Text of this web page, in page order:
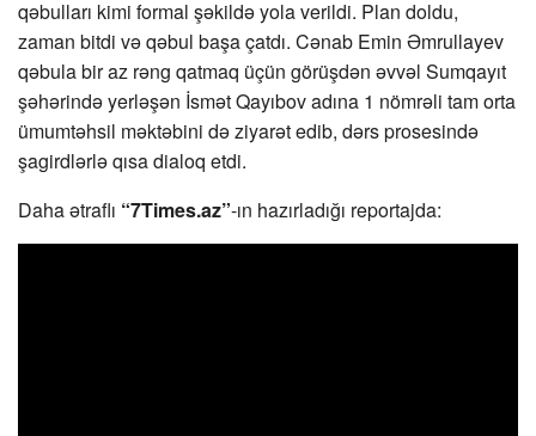
qəbulları kimi formal şəkildə yola verildi. Plan doldu,
zaman bitdi və qəbul başa çatdı. Cənab Emin Əmrullayev
qəbula bir az rəng qatmaq üçün görüşdən əvvəl Sumqayıt
şəhərində yerləşən İsmət Qayıbov adına 1 nömrəli tam orta
ümumtəhsil məktəbini də ziyarət edib, dərs prosesində
şagirdlərlə qısa dialoq etdi.
Daha ətraflı “7Times.az”-ın hazırladığı reportajda: